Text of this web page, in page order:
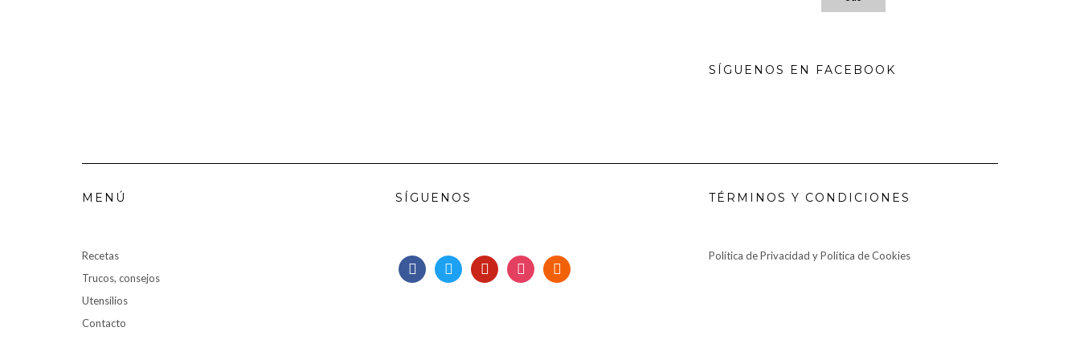
SÍGUENOS EN FACEBOOK
MENÚ
Recetas
Trucos, consejos
Utensilios
Contacto
SÍGUENOS
facebooktwitter pinterestinstagramrss
TÉRMINOS Y CONDICIONES
Política de Privacidad y Política de Cookies